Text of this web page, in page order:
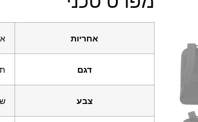
אחריות
דגם
צבע